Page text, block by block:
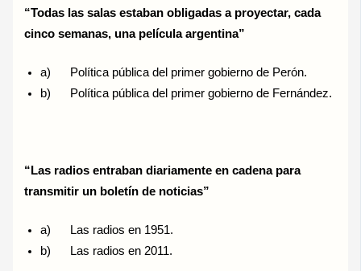
“Todas las salas estaban obligadas a proyectar, cada
cinco semanas, una película argentina”
a) Política pública del primer gobierno de Perón.
b) Política pública del primer gobierno de Fernández.
“Las radios entraban diariamente en cadena para
transmitir un boletín de noticias”
a) Las radios en 1951.
b) Las radios en 2011.